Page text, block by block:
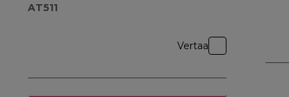
AT511
Vertaa